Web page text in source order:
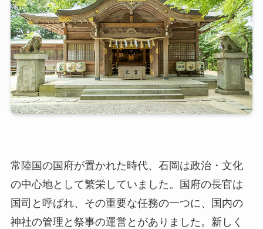
常陸国の国府が置かれた時代、石岡は政治・文化
の中心地として繁栄していました。国府の長官は
国司と呼ばれ、その重要な任務の一つに、国内の
神社の管理と祭事の運営とがありました。新しく